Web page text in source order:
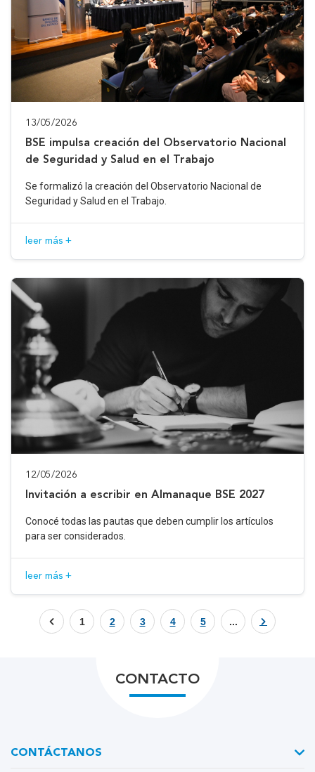
13/05/2026
BSE impulsa creación del Observatorio Nacional
de Seguridad y Salud en el Trabajo
Se formalizó la creación del Observatorio Nacional de
Seguridad y Salud en el Trabajo.
leer más +
12/05/2026
Invitación a escribir en Almanaque BSE 2027
Conocé todas las pautas que deben cumplir los artículos
para ser considerados.
leer más +
1 2 3 4 5 ...
CONTACTO
CONTÁCTANOS